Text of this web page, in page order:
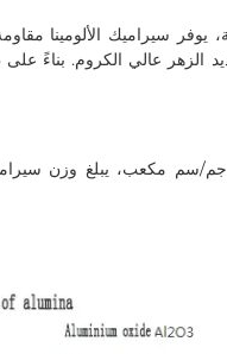
الزهر عالي الكروم. بناءً
تبلغ حوالي 3.5 جم/سم مكعب،